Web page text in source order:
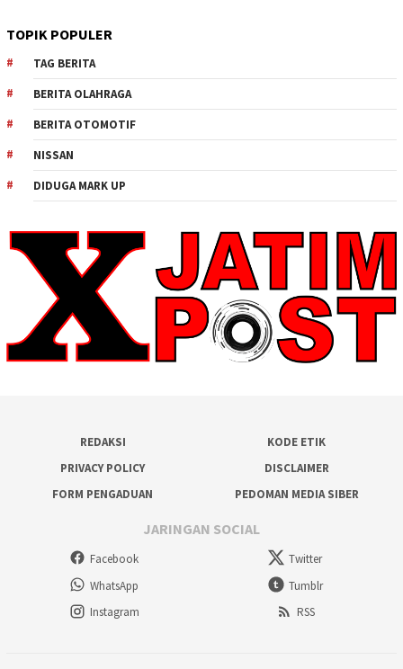
TOPIK POPULER
TAG BERITA
BERITA OLAHRAGA
BERITA OTOMOTIF
NISSAN
DIDUGA MARK UP
REDAKSI
KODE ETIK
PRIVACY POLICY
DISCLAIMER
FORM PENGADUAN
PEDOMAN MEDIA SIBER
JARINGAN SOCIAL
Facebook
Twitter
WhatsApp
Tumblr
Instagram
RSS